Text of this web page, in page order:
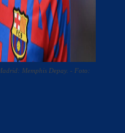
Memphis Depay. - Foto: